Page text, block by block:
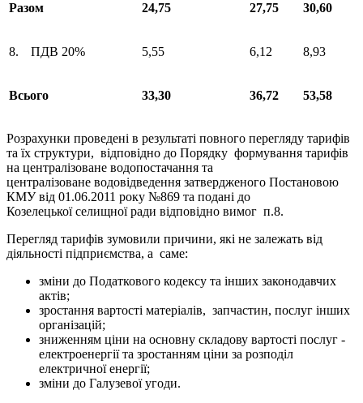
Разом 24,75 27,75 30,60
8. ПДВ 20% 5,55 6,12 8,93
Всього 33,30 36,72 53,58
Розрахунки проведені в результаті повного перегляду тарифів
та їх структури, відповідно до Порядку формування тарифів
на централізоване водопостачання та
централізоване водовідведення затвердженого Постановою
КМУ від 01.06.2011 року №869 та подані до
Козелецької селищної ради відповідно вимог п.8.
Перегляд тарифів зумовили причини, які не залежать від
діяльності підприємства, а саме:
зміни до Податкового кодексу та інших законодавчих
актів;
зростання вартості матеріалів, запчастин, послуг інших
організацій;
зниженням ціни на основну складову вартості послуг -
електроенергії та зростанням ціни за розподіл
електричної енергії;
зміни до Галузевої угоди.